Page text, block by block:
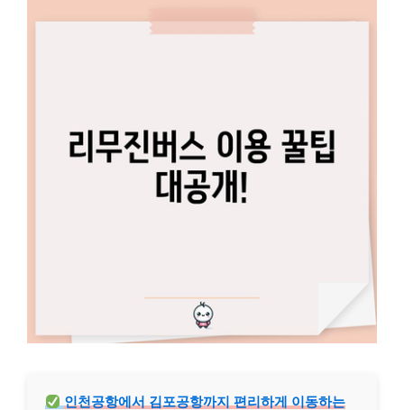
인천공항에서 김포공항까지 편리하게 이동하는